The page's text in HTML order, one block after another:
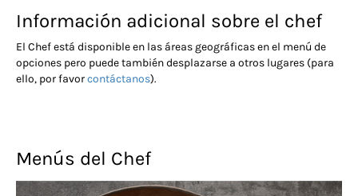
Información adicional sobre el chef
El Chef está disponible en las áreas geográficas en el menú de
opciones pero puede también desplazarse a otros lugares (para
ello, por favorcontáctanos).
Menús del Chef